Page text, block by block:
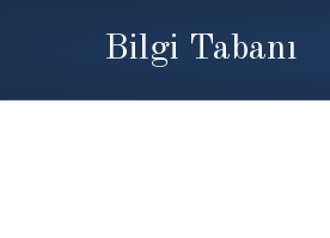
Bilgi Tabanı